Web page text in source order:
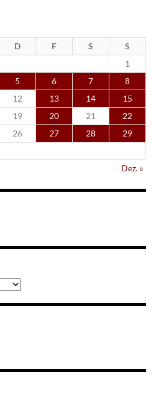
D F S
S
1
5 6 7
8
12 13 14
15
19 20 21
22
26 27 28
29
Dez. »